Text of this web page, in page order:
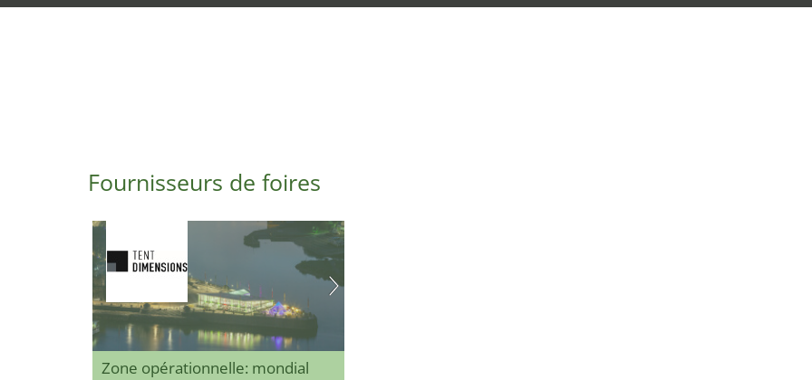
Fournisseurs de foires
Zone opérationnelle: mondial